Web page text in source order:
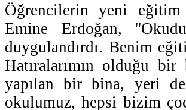
Öğrencilerin yeni
Emine Erdoğan,
duygulandırdı. Benim
Hatıralarımın olduğu
yapılan bir bina, yeri
okulumuz, hepsi bizim